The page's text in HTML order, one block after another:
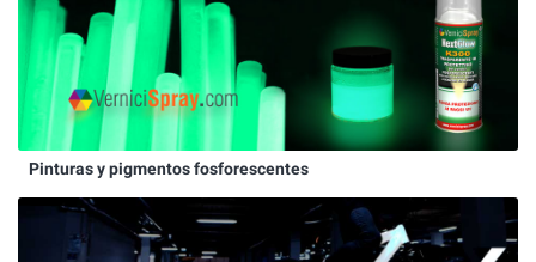
Pinturas y pigmentos fosforescentes